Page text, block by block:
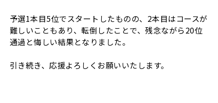
予選1本目5位でスタートしたものの、 2本目はコースが
難しいこともあり、転倒したことで、残念ながら20位
通過と悔しい結果となりました。
引き続き、応援よろしくお願いいたします。